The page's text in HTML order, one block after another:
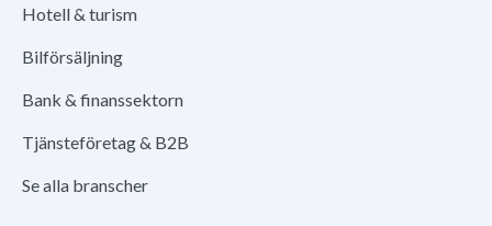
Hotell & turism
Bilförsäljning
Bank & finanssektorn
Tjänsteföretag & B2B
Se alla branscher